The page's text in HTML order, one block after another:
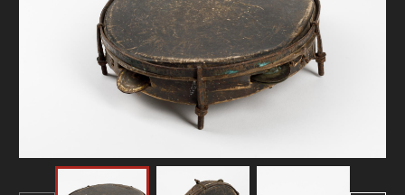
ОНЛАЙН-КРАМНИЦЯ
ПІДТРИМАТИ